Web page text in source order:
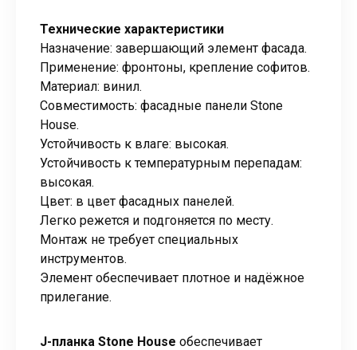
Технические характеристики
Назначение: завершающий элемент фасада.
Применение: фронтоны, крепление софитов.
Материал: винил.
Совместимость: фасадные панели Stone
House.
Устойчивость к влаге: высокая.
Устойчивость к температурным перепадам:
высокая.
Цвет: в цвет фасадных панелей.
Легко режется и подгоняется по месту.
Монтаж не требует специальных
инструментов.
Элемент обеспечивает плотное и надёжное
прилегание.
J-планка Stone House обеспечивает